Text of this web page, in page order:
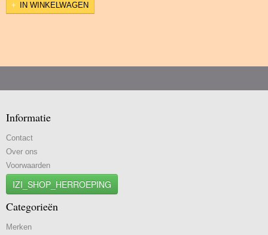
IN WINKELWAGEN
Informatie
Contact
Over ons
Voorwaarden
IZI_SHOP_HERROEPING
Categorieën
Merken